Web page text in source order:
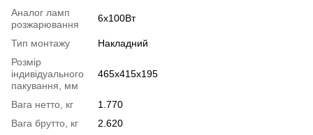
Аналог ламп
розжарювання
6х100Вт
Тип монтажу
Накладний
Розмір
індивідуального
пакування, мм
465x415x195
Вага нетто, кг
1.770
Вага брутто, кг
2.620